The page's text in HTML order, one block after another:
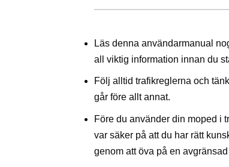
Läs denna användarmanual
all viktig information innan du
Följ alltid trafikreglerna och
går före allt annat.
Före du använder din moped i
var säker på att du har rätt
genom att öva på en avgränsad